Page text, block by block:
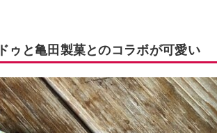
ゥと亀田製菓とのコラボが可愛い